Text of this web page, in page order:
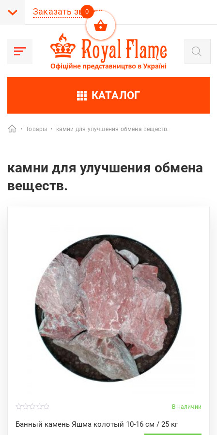
Заказать звонок
Поиск
товаров
КАТАЛОГ
• Товары • камни для улучшения обмена веществ.
камни для улучшения обмена
веществ.
В наличии
Банный камень Яшма колотый 10-16 см / 25 кг
o
u
0